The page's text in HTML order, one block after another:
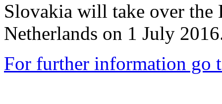
Slovakia will take over the
Netherlands on 1 July
For further information go